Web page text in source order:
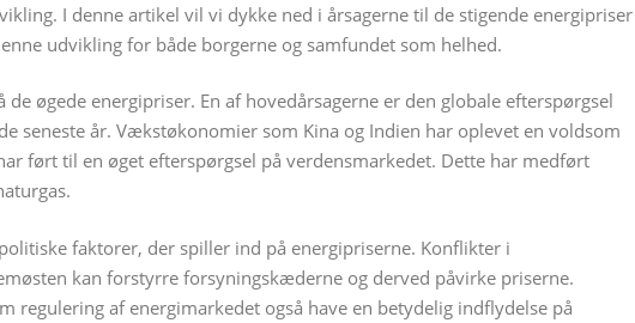
I denne artikel vil vi dykke ned i årsagerne til de stigende energipriser
udvikling for både borgerne og samfundet som helhed.
øgede energipriser. En af hovedårsagerne er den globale efterspørgsel
seneste år. Vækstøkonomier som Kina og Indien har oplevet en voldsom
ført til en øget efterspørgsel på verdensmarkedet. Dette har medført
faktorer, der spiller ind på energipriserne. Konflikter i
kan forstyrre forsyningskæderne og derved påvirke priserne.
regulering af energimarkedet også have en betydelig indflydelse på